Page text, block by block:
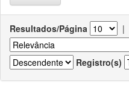
Resultados/Página |
Registro(s)